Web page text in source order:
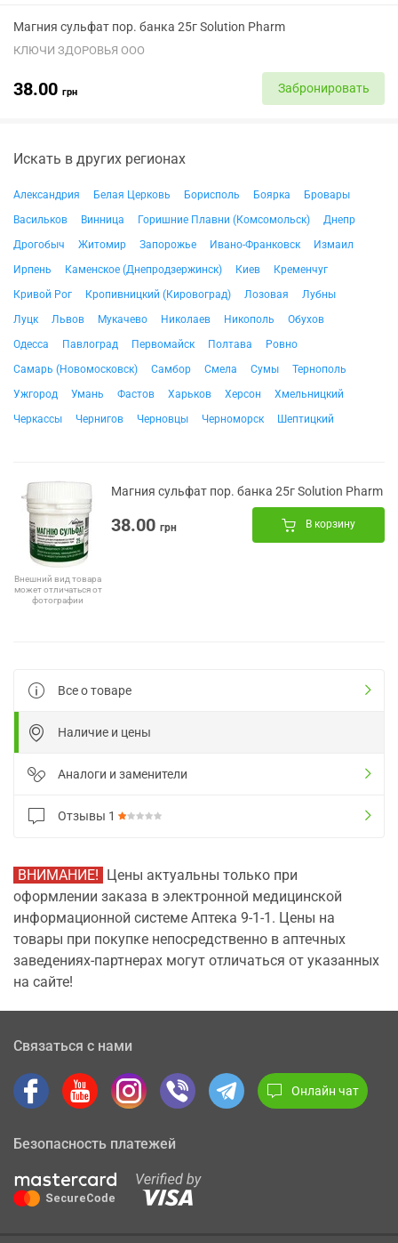
Магния сульфат пор. банка 25г Solution Pharm
КЛЮЧИ ЗДОРОВЬЯ ООО
38.00 грн Забронировать
Искать в других регионах
Александрия Белая Церковь Борисполь Боярка
Бровары
Васильков
Винница Горишние Плавни (Комсомольск)
Днепр
Дрогобыч
Житомир Запорожье Ивано-Франковск
Измаил
Ирпень
Каменское (Днепродзержинск) Киев
Кременчуг
Кривой Рог
Кропивницкий (Кировоград) Лозовая
Лубны
Луцк
Львов Мукачево Николаев Никополь
Обухов
Одесса
Павлоград Первомайск Полтава
Ровно
Самарь (Новомосковск)
Самбор Смела Сумы
Тернополь
Ужгород
Умань Фастов Харьков Херсон
Хмельницкий
Черкассы
Чернигов Черновцы Черноморск Шептицкий
Внешний вид товара
может отличаться от
фотографии
Магния сульфат пор. банка 25г Solution Pharm
38.00 грн В корзину
Все о товаре
Наличие и цены
Аналоги и заменители
Отзывы 1
ВНИМАНИЕ! Цены актуальны только при
оформлении заказа в электронной медицинской
информационной системе Аптека 9-1-1. Цены на
товары при покупке непосредственно в аптечных
заведениях-партнерах могут отличаться от указанных
на сайте!
Связаться с нами
Онлайн чат
Безопасность платежей